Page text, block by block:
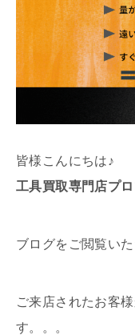
皆様こんにちは♪
工具買取専門店プ
ブログをご閲覧い
ご来店されたお客
す。。。